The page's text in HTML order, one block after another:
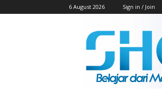
6 August 2026 Sign in / Join